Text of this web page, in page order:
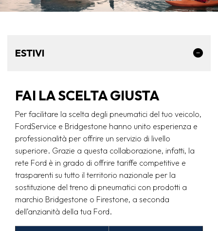
ESTIVI
FAI LA SCELTA GIUSTA
Per facilitare la scelta degli pneumatici del tuo veicolo,
FordService e Bridgestone hanno unito esperienza e
professionalità per offrire un servizio di livello
superiore. Grazie a questa collaborazione, infatti, la
rete Ford è in grado di offrire tariffe competitive e
trasparenti su tutto il territorio nazionale per la
sostituzione del treno di pneumatici con prodotti a
marchio Bridgestone o Firestone, a seconda
dell’anzianità della tua Ford.